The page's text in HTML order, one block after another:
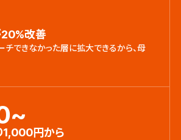
改善
チできなかった層に拡大できるから、母
1,000円から